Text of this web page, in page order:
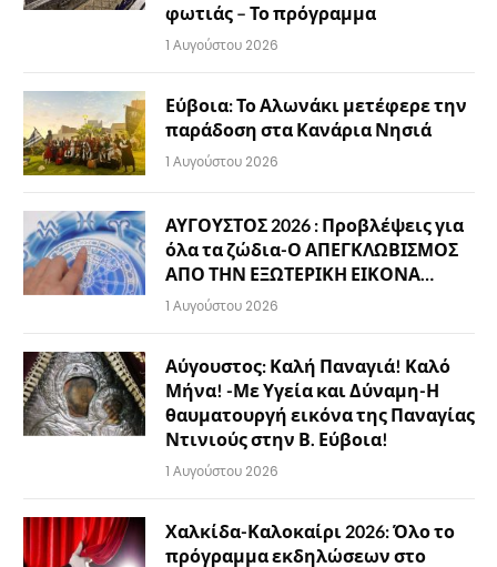
φωτιάς – Το πρόγραμμα
1 Αυγούστου 2026
Εύβοια: Το Αλωνάκι μετέφερε την
παράδοση στα Κανάρια Νησιά
1 Αυγούστου 2026
ΑΥΓΟΥΣΤΟΣ 2026 : Προβλέψεις για
όλα τα ζώδια-Ο ΑΠΕΓΚΛΩΒΙΣΜΟΣ
ΑΠΟ ΤΗΝ ΕΞΩΤΕΡΙΚΗ ΕΙΚΟΝΑ…
1 Αυγούστου 2026
Αύγουστος: Καλή Παναγιά! Καλό
Μήνα! -Με Υγεία και Δύναμη-Η
θαυματουργή εικόνα της Παναγίας
Ντινιούς στην Β. Εύβοια!
1 Αυγούστου 2026
Χαλκίδα-Καλοκαίρι 2026: Όλο το
πρόγραμμα εκδηλώσεων στο